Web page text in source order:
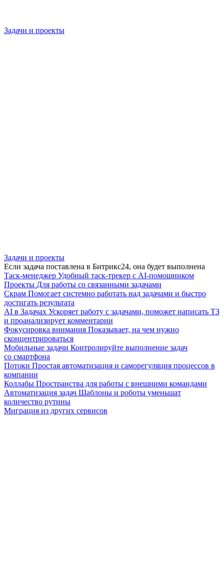
Задачи и проекты
Задачи и проекты
Если задача поставлена в Битрикс24, она будет выполнена
Таск-менеджер Удобный таск-трекер с AI-помощником
Проекты Для работы со связанными задачами
Скрам Помогает системно работать над задачами и быстро
достигать результата
AI в Задачах Ускоряет работу с задачами, поможет написать ТЗ
и проанализирует комментарии
Фокусировка внимания Показывает, на чем нужно
сконцентрироваться
Мобильные задачи Контролируйте выполнение задач
со смартфона
Потоки Простая автоматизация и саморегуляция процессов в
компании
Коллабы Пространства для работы с внешними командами
Автоматизация задач Шаблоны и роботы уменьшат
количество рутины
Миграция из других сервисов